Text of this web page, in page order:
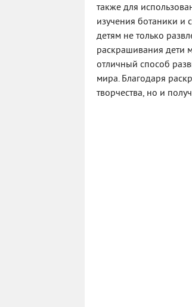
также для
изучения ботаники и
детям не только
раскрашивания дети
отличный способ
мира. Благодаря
творчества, но и